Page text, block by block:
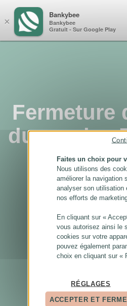
Fermeture
du service
...
×
Bankybee
Bankybee
Gratuit - Sur Google Play
Faites un choix pour
Nous utilisons des
améliorer la navigation
analyser son utilisation
nos efforts de
En cliquant sur «
vous autorisez ainsi le
cookies sur votre
pouvez également
choix en cliquant sur «
RÉGLAGES
ACCEPTER ET